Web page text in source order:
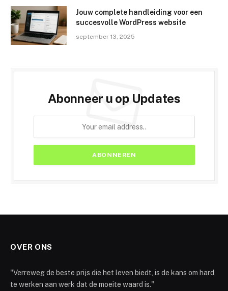
Jouw complete handleiding voor een
succesvolle WordPress website
september 13, 2025
Abonneer u op Updates
OVER ONS
"Verreweg de beste prijs die het leven biedt, is de kans om hard
te werken aan werk dat de moeite waard is."